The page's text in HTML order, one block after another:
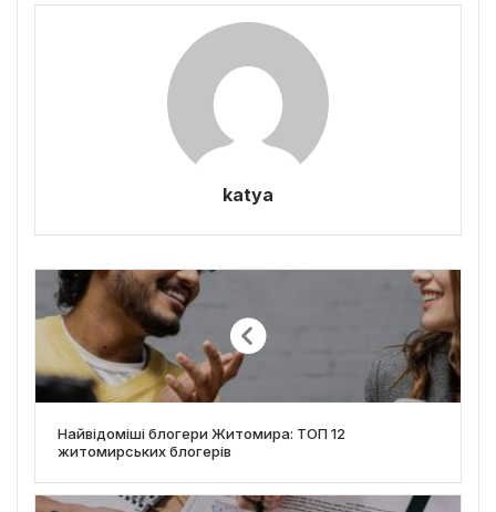
katya
Найвідоміші блогери Житомира: ТОП 12
житомирських блогерів